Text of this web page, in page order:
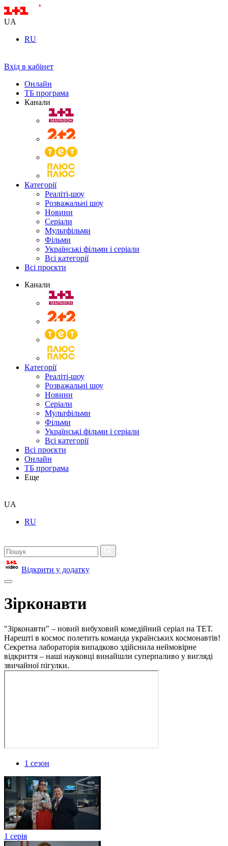
UA
RU
Вхід в кабінет
Онлайн
ТБ програма
Канали
Категорії
Реаліті-шоу
Розважальні шоу
Новини
Серіали
Мультфільми
Фільми
Українські фільми і серіали
Всі категорії
Всі проєкти
Канали
Категорії
Реаліті-шоу
Розважальні шоу
Новини
Серіали
Мультфільми
Фільми
Українські фільми і серіали
Всі категорії
Всі проєкти
Онлайн
ТБ програма
Еще
UA
RU
Відкрити у додатку
Зірконавти
"Зірконавти" – новий вибуховий комедійний серіал на ТЕТ.
Нарешті в космос полетить команда українських космонавтів!
Секретна лабораторія випадково здійснила неймовірне
відкриття – наші науковці винайшли суперпаливо у вигляді
звичайної пігулки.
1 сезон
1 серія